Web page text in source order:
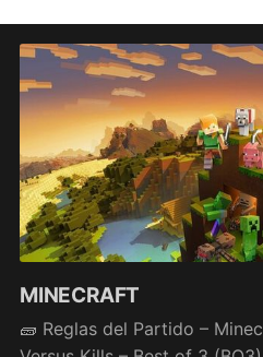
MINECRAFT
🧱 Reglas del Partido –